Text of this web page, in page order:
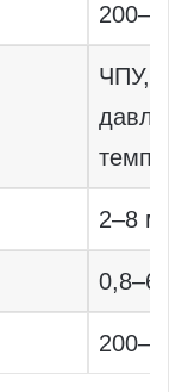
ЧПУ,
2–8
0,8–6